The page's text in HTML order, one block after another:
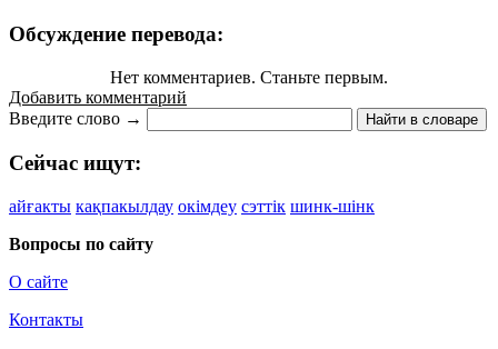
Обсуждение перевода:
Нет комментариев. Станьте первым.
Добавить комментарий
Введите слово →
Найти в словаре
Сейчас ищут:
айғакты кақпакылдау окімдеу сэттік шинк-шінк
Вопросы по сайту
О сайте
Контакты